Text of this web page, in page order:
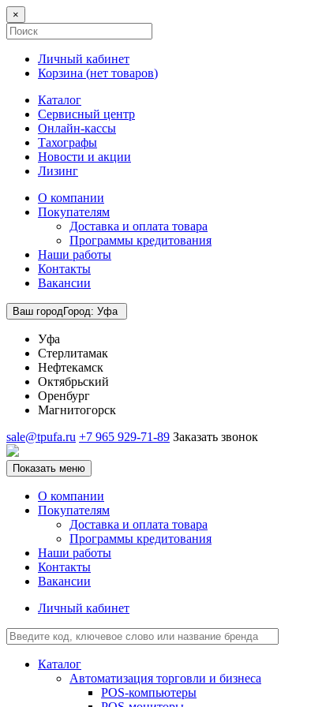
×
Личный кабинет
Корзина (нет товаров)
Каталог
Сервисный центр
Онлайн-кассы
Тахографы
Новости и акции
Лизинг
О компании
Покупателям
Доставка и оплата товара
Программы кредитования
Наши работы
Контакты
Вакансии
Ваш городГород: Уфа
Уфа
Стерлитамак
Нефтекамск
Октябрьский
Оренбург
Магнитогорск
sale@tpufa.ru +7 965 929-71-89 Заказать звонок
Показать меню
О компании
Покупателям
Доставка и оплата товара
Программы кредитования
Наши работы
Контакты
Вакансии
Личный кабинет
Каталог
Автоматизация торговли и бизнеса
POS-компьютеры